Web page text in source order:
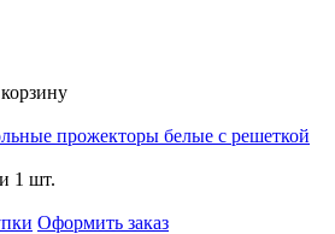
прожекторы белые с решеткой
1 шт.
Оформить заказ